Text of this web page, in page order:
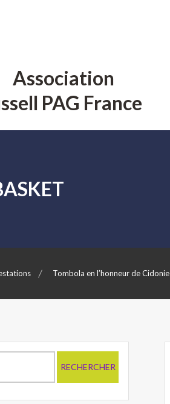
Association
PAG France
Tombola en l’honneur de Cidonie